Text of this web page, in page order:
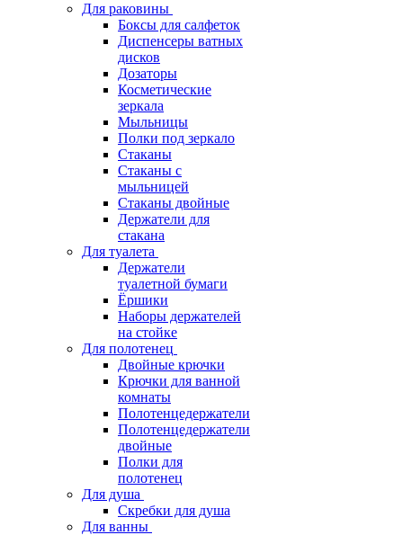
Для раковины
Боксы для салфеток
Диспенсеры ватных
дисков
Дозаторы
Косметические
зеркала
Мыльницы
Полки под зеркало
Стаканы
Стаканы с
мыльницей
Стаканы двойные
Держатели для
стакана
Для туалета
Держатели
туалетной бумаги
Ёршики
Наборы держателей
на стойке
Для полотенец
Двойные крючки
Крючки для ванной
комнаты
Полотенцедержатели
Полотенцедержатели
двойные
Полки для
полотенец
Для душа
Скребки для душа
Для ванны